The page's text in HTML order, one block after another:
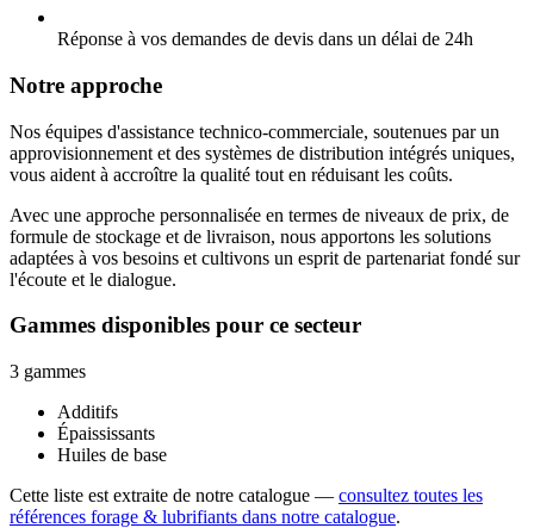
Réponse à vos demandes de devis dans un délai de 24h
Notre approche
Nos équipes d'assistance technico-commerciale, soutenues par un
approvisionnement et des systèmes de distribution intégrés uniques,
vous aident à accroître la qualité tout en réduisant les coûts.
Avec une approche personnalisée en termes de niveaux de prix, de
formule de stockage et de livraison, nous apportons les solutions
adaptées à vos besoins et cultivons un esprit de partenariat fondé sur
l'écoute et le dialogue.
Gammes disponibles pour ce secteur
3 gammes
Additifs
Épaississants
Huiles de base
Cette liste est extraite de notre catalogue — consultez toutes les
références forage & lubrifiants dans notre catalogue.